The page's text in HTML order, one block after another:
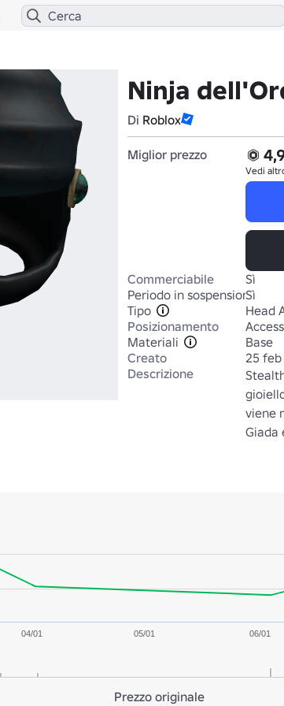
Ninja
Di Roblox
Miglior prezzo
Vedi
Commerciabile
Sì
Periodo in sospensione
Sì
Tipo
Head
Posizionamento
Materiali
Base
Creato
25 feb
Descrizione
viene
Giada
04/01 05/01 06/01
Prezzo originale